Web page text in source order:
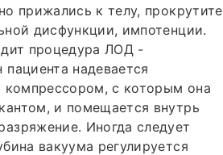
прижались к телу, прокрутите
дисфункции, импотенции.
процедура ЛОД -
надевается
компрессором, с которым она
и помещается внутрь
Иногда следует
вакуума регулируется